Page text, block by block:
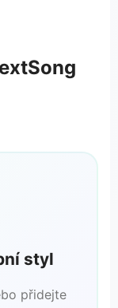
styl
přidejte